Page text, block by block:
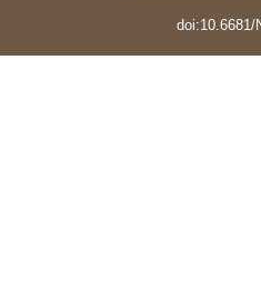
doi:10.6681/